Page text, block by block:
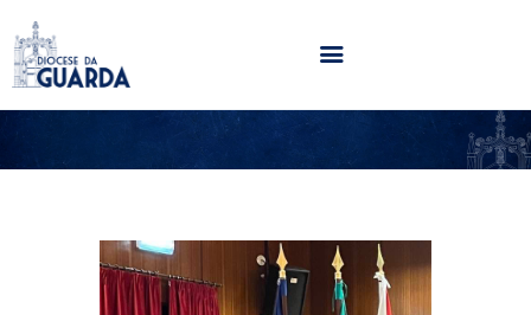
HOME
PARÓQUIAS
NOTÍCIAS